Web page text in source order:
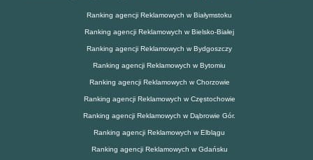
Ranking agencji Reklamowych w Białymstoku
Ranking agencji Reklamowych w Bielsko-Białej
Ranking agencji Reklamowych w Bydgoszczy
Ranking agencji Reklamowych w Bytomiu
Ranking agencji Reklamowych w Chorzowie
Ranking agencji Reklamowych w Częstochowie
Ranking agencji Reklamowych w Dąbrowie Gór.
Ranking agencji Reklamowych w Elblągu
Ranking agencji Reklamowych w Gdańsku